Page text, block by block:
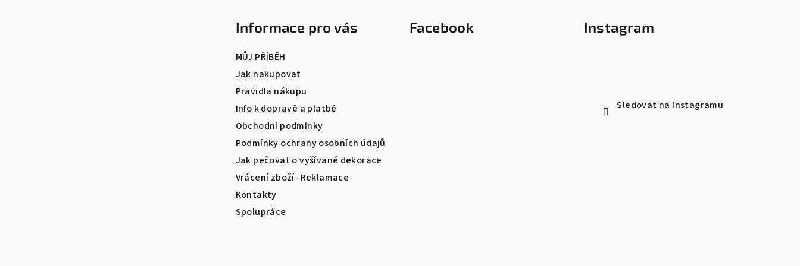
Informace pro vás
MŮJ PŘÍBĚH
Jak nakupovat
Pravidla nákupu
Info k dopravě a platbě
Obchodní podmínky
Podmínky ochrany osobních údajů
Jak pečovat o vyšívané dekorace
Vrácení zboží -Reklamace
Kontakty
Spolupráce
Facebook Instagram
Sledovat na Instagramu